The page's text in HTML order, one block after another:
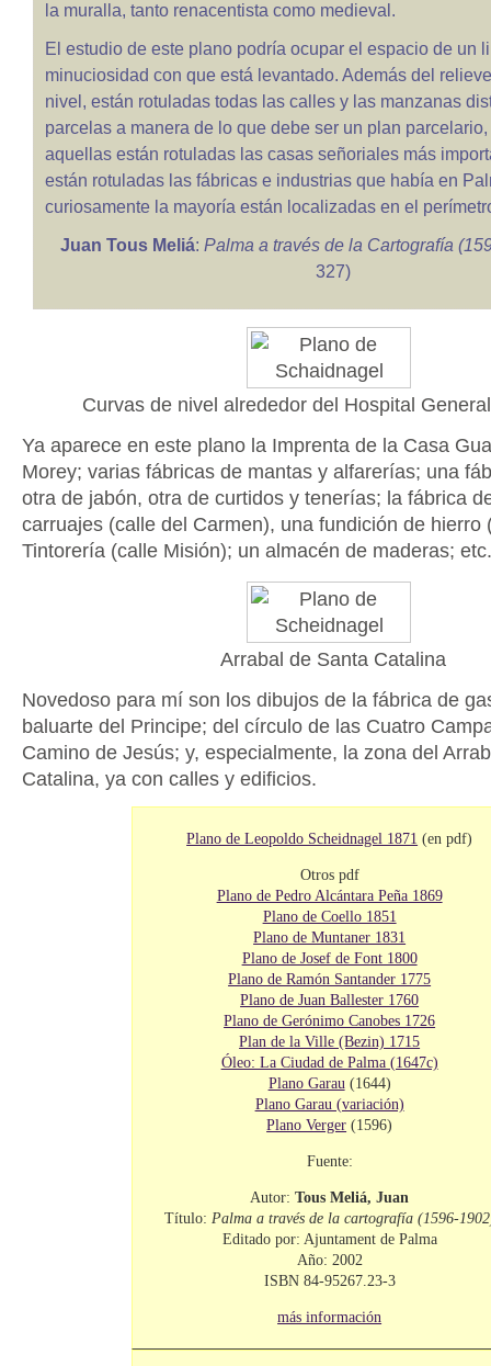
la muralla, tanto renacentista como medieval.
El estudio de este plano podría ocupar el espacio de un
minuciosidad con que está levantado. Además del
nivel, están rotuladas todas las calles y las manzanas
parcelas a manera de lo que debe ser un plan
aquellas están rotuladas las casas señoriales más
están rotuladas las fábricas e industrias que había en
curiosamente la mayoría están localizadas en el
Juan Tous Meliá: Palma a través de la Cartografía
327)
Curvas de nivel alrededor del Hospital
Ya aparece en este plano la Imprenta de la Casa
Morey; varias fábricas de mantas y alfarerías; una
otra de jabón, otra de curtidos y tenerías; la fábrica
carruajes (calle del Carmen), una fundición de hierro
Tintorería (calle Misión); un almacén de maderas; etc.
Arrabal de Santa Catalina
Novedoso para mí son los dibujos de la fábrica de
baluarte del Principe; del círculo de las Cuatro
Camino de Jesús; y, especialmente, la zona del
Catalina, ya con calles y edificios.
Plano de Leopoldo Scheidnagel 1871 (en pdf)
Otros pdf
Plano de Pedro Alcántara Peña 1869
Plano de Coello 1851
Plano de Muntaner 1831
Plano de Josef de Font 1800
Plano de Ramón Santander 1775
Plano de Juan Ballester 1760
Plano de Gerónimo Canobes 1726
Plan de la Ville (Bezin) 1715
Óleo: La Ciudad de Palma (1647c)
Plano Garau(1644)
Plano Garau (variación)
Plano Verger (1596)
Fuente:
Autor:Tous Meliá, Juan
Título: Palma a través de la cartografía (1596-
Editado por: Ajuntament de Palma
Año: 2002
ISBN 84-95267.23-3
más información